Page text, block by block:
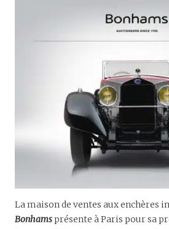
La maison de ventes aux enchères
Bonhamsprésente à Paris pour sa